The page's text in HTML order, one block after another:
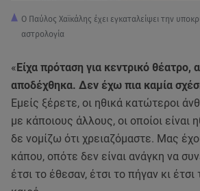
Ο Παύλος Χαϊκάλης έχει εγκαταλείψει την
αστρολογία
«Είχα πρόταση για κεντρικό θέατρο,
αποδέχθηκα. Δεν έχω πια καμία
Εμείς ξέρετε, οι ηθικά κατώτεροι
με κάποιους άλλους, οι οποίοι είναι
δε νομίζω ότι χρειαζόμαστε. Μας
κάπου, οπότε δεν είναι ανάγκη να
έτσι το έθεσαν, έτσι το πήγαν κι έτσι